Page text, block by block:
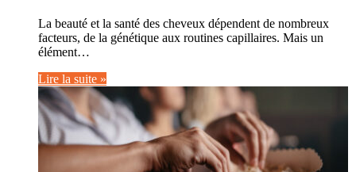
La beauté et la santé des cheveux dépendent de nombreux
facteurs, de la génétique aux routines capillaires. Mais un
élément…
Lire la suite »